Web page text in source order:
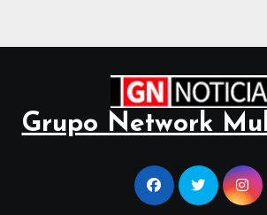
Grupo Network